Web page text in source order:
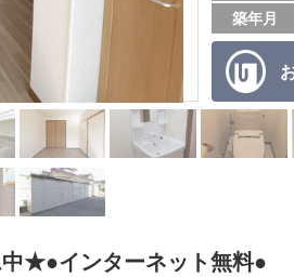
築年月
★●インターネット無料●